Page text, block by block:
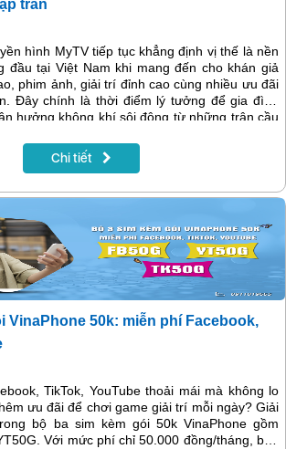
tràn
hình MyTV tiếp tục khẳng định vị thế là nền
đầu tại Việt Nam khi mang đến cho khán giả
phim ảnh, giải trí đỉnh cao cùng nhiều ưu đãi
Đây chính là thời điểm lý tưởng để gia đình
hưởng không khí sôi động từ những trận cầu
trong một dịch vụ duy nhất.
Chi tiết
VinaPhone 50k: miễn phí Facebook,
TikTok, YouTube thoải mái mà không lo
ưu đãi để chơi game giải trí mỗi ngày? Giải
bộ ba sim kèm gói 50k VinaPhone gồm
Với mức phí chỉ 50.000 đồng/tháng, bạn